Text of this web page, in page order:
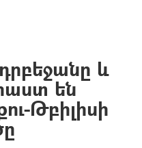
և
են
Թբիլիսի